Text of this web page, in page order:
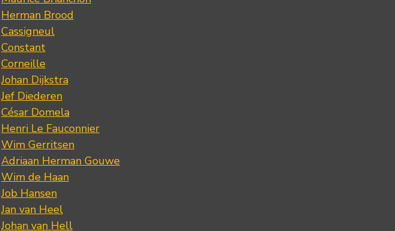
Herman Brood
Cassigneul
Constant
Corneille
Johan Dijkstra
Jef Diederen
César Domela
Henri Le Fauconnier
Wim Gerritsen
Adriaan Herman Gouwe
Wim de Haan
Job Hansen
Jan van Heel
Johan van Hell